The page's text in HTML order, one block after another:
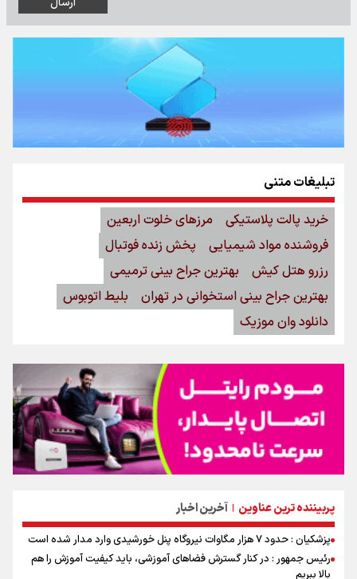
پربیننده ترین عناوین | آخرین اخبار
پزشکیان : حدود ۷ هزار مگاوات نیروگاه پنل خورشیدی وارد مدار شده است
رئیس جمهور : در کنار گسترش فضاهای آموزشی، باید کیفیت آموزش را هم
بالا ببریم
تبلیغات متنی
خرید پالت پلاستیکی
مرزهای خلوت اربعین
فروشنده مواد شیمیایی
پخش زنده فوتبال
رزرو هتل کیش
بهترین جراح بینی ترمیمی
بهترین جراح بینی استخوانی در تهران
بلیط اتوبوس
دانلود وان موزیک